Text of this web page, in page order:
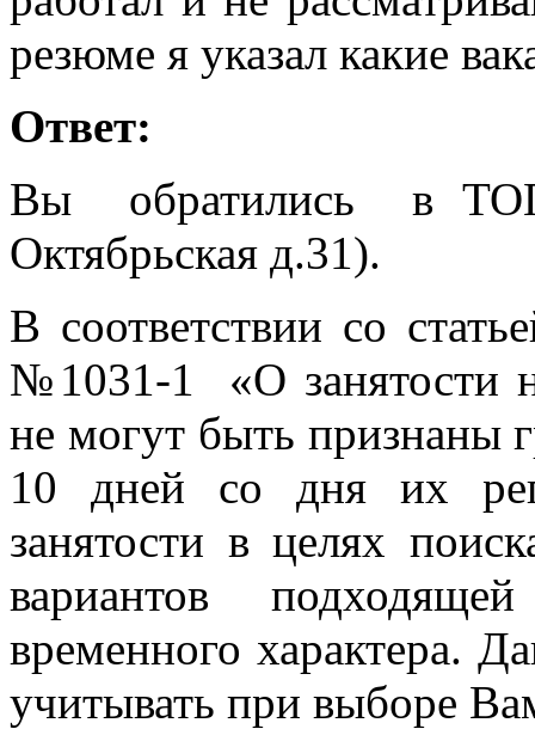
резюме я указал какие
Ответ:
Вы обратились в
Октябрьская д.31).
В соответствии со
№1031-1 «О занятости
не могут быть признаны
10 дней со дня их
занятости в целях
вариантов
временного характера.
учитывать при выборе